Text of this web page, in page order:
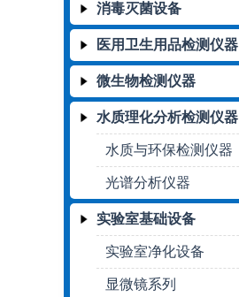
消毒灭菌设备
医用卫生用品检测仪器
微生物检测仪器
水质理化分析检测仪器
水质与环保检测仪器
光谱分析仪器
实验室基础设备
实验室净化设备
显微镜系列